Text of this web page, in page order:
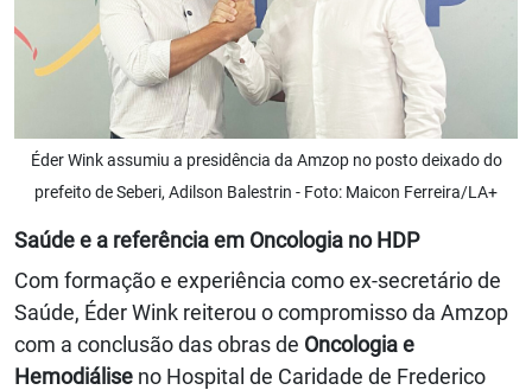
Éder Wink assumiu a presidência da Amzop no posto deixado do
prefeito de Seberi, Adilson Balestrin - Foto: Maicon Ferreira/LA+
Saúde e a referência em Oncologia no HDP
Com formação e experiência como ex-secretário de
Saúde, Éder Wink reiterou o compromisso da Amzop
com a conclusão das obras de Oncologia e
Hemodiálise no Hospital de Caridade de Frederico